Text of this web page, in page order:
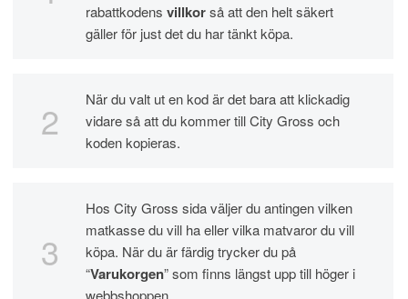
rabattkodens villkorså att den helt säkert
gäller för just det du har tänkt köpa.
När du valt ut en kod är det bara att klickadig
vidare så att du kommer till City Gross och
koden kopieras.
Hos City Gross sida väljer du antingen vilken
matkasse du vill ha eller vilka matvaror du vill
köpa. När du är färdig trycker du på
“Varukorgen” som finns längst upp till höger i
webbshoppen.